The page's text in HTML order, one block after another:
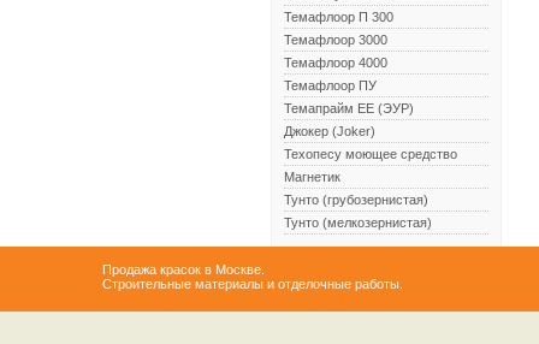
Темафлоор П 300
Темафлоор 3000
Темафлоор 4000
Темафлоор ПУ
Темапрайм ЕЕ (ЭУР)
Джокер (Joker)
Техопесу моющее средство
Магнетик
Тунто (грубозернистая)
Тунто (мелкозернистая)
Продажа красок в Москве.
Строительные материалы и отделочные работы.